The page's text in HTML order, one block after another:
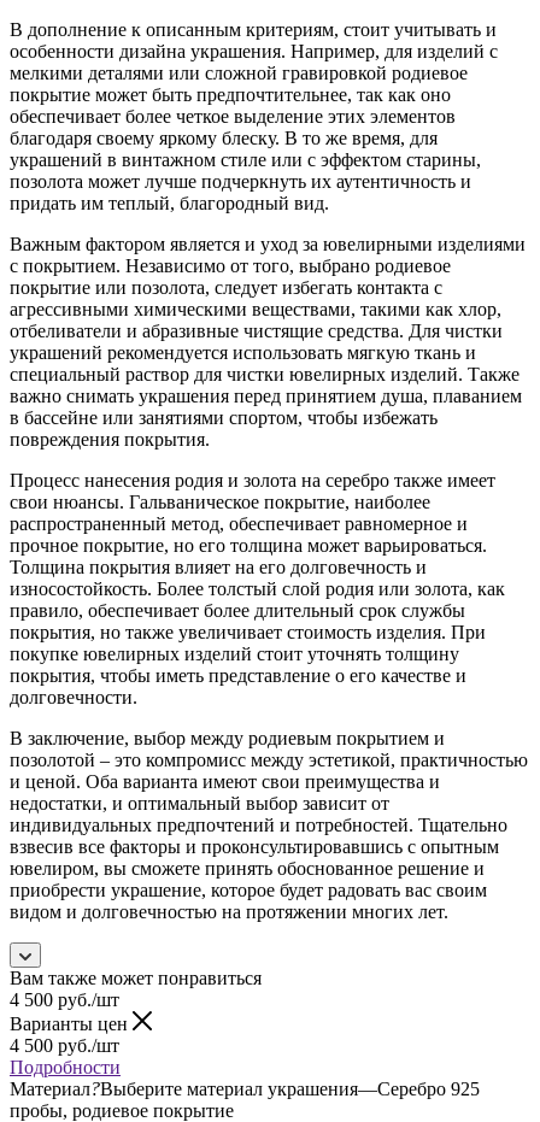
В дополнение к описанным критериям, стоит учитывать и
особенности дизайна украшения. Например, для изделий с
мелкими деталями или сложной гравировкой родиевое
покрытие может быть предпочтительнее, так как оно
обеспечивает более четкое выделение этих элементов
благодаря своему яркому блеску. В то же время, для
украшений в винтажном стиле или с эффектом старины,
позолота может лучше подчеркнуть их аутентичность и
придать им теплый, благородный вид.
Важным фактором является и уход за ювелирными изделиями
с покрытием. Независимо от того, выбрано родиевое
покрытие или позолота, следует избегать контакта с
агрессивными химическими веществами, такими как хлор,
отбеливатели и абразивные чистящие средства. Для чистки
украшений рекомендуется использовать мягкую ткань и
специальный раствор для чистки ювелирных изделий. Также
важно снимать украшения перед принятием душа, плаванием
в бассейне или занятиями спортом, чтобы избежать
повреждения покрытия.
Процесс нанесения родия и золота на серебро также имеет
свои нюансы. Гальваническое покрытие, наиболее
распространенный метод, обеспечивает равномерное и
прочное покрытие, но его толщина может варьироваться.
Толщина покрытия влияет на его долговечность и
износостойкость. Более толстый слой родия или золота, как
правило, обеспечивает более длительный срок службы
покрытия, но также увеличивает стоимость изделия. При
покупке ювелирных изделий стоит уточнять толщину
покрытия, чтобы иметь представление о его качестве и
долговечности.
В заключение, выбор между родиевым покрытием и
позолотой – это компромисс между эстетикой, практичностью
и ценой. Оба варианта имеют свои преимущества и
недостатки, и оптимальный выбор зависит от
индивидуальных предпочтений и потребностей. Тщательно
взвесив все факторы и проконсультировавшись с опытным
ювелиром, вы сможете принять обоснованное решение и
приобрести украшение, которое будет радовать вас своим
видом и долговечностью на протяжении многих лет.
Вам также может понравиться
4 500 руб./шт
Варианты цен
4 500 руб./шт
Подробности
Материал?Выберите материал украшения—Серебро 925
пробы, родиевое покрытие